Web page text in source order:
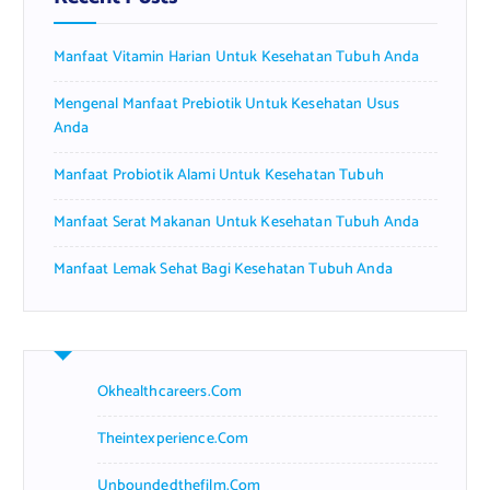
o
:Manfaat Vitamin Harian Untuk Kesehatan Tubuh Anda
Mengenal Manfaat Prebiotik Untuk Kesehatan Usus
Anda
Manfaat Probiotik Alami Untuk Kesehatan Tubuh
Manfaat Serat Makanan Untuk Kesehatan Tubuh Anda
Manfaat Lemak Sehat Bagi Kesehatan Tubuh Anda
Okhealthcareers.com
Theintexperience.com